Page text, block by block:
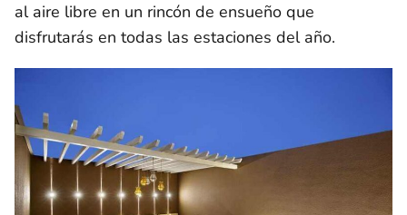
al aire libre en un rincón de ensueño que
disfrutarás en todas las estaciones del año.